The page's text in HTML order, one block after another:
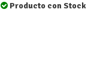
Producto con Stock